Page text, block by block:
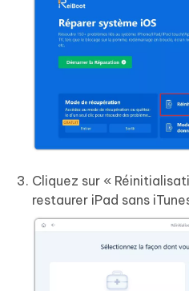
Cliquez sur «
restaurer iPad sans